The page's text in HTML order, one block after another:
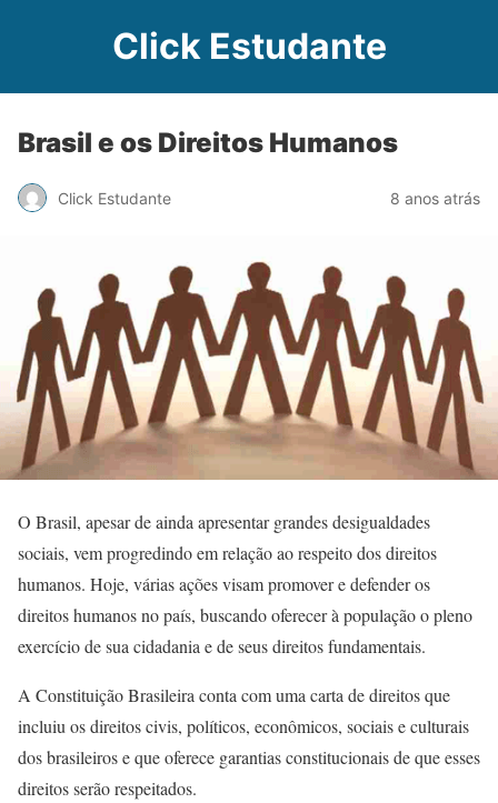
Click Estudante
Brasil e os Direitos Humanos
Click Estudante 8 anos atrás
O Brasil, apesar de ainda apresentar grandes desigualdades
sociais, vem progredindo em relação ao respeito dos direitos
humanos. Hoje, várias ações visam promover e defender os
direitos humanos no país, buscando oferecer à população o pleno
exercício de sua cidadania e de seus direitos fundamentais.
A Constituição Brasileira conta com uma carta de direitos que
incluiu os direitos civis, políticos, econômicos, sociais e culturais
dos brasileiros e que oferece garantias constitucionais de que esses
direitos serão respeitados.